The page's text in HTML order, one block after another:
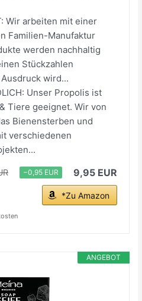
Wir arbeiten mit einer
Familien-Manufaktur
werden nachhaltig
Stückzahlen
wird...
Unser Propolis ist
Tiere geeignet. Wir von
Bienensterben und
verschiedenen
−0,95 EUR 9,95 EUR
*Zu Amazon
ANGEBOT